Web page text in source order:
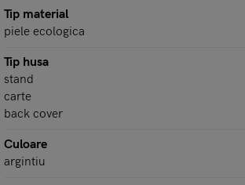
Tip material
piele ecologica
Tip husa
stand
carte
back cover
Culoare
argintiu